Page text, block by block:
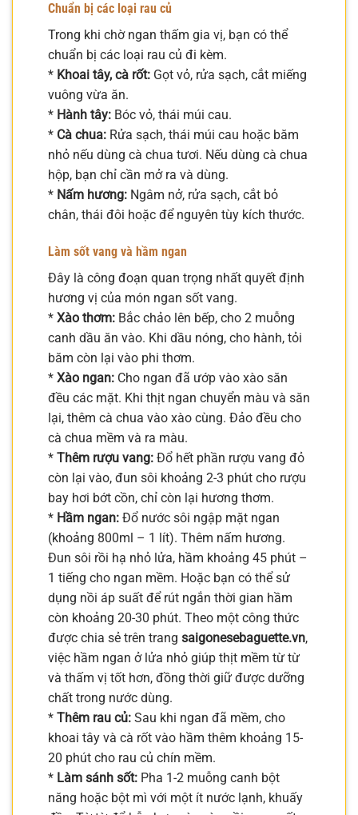
Chuẩn bị các loại rau củ
Trong khi chờ ngan thấm gia vị, bạn có thể
chuẩn bị các loại rau củ đi kèm.
* Khoai tây, cà rốt: Gọt vỏ, rửa sạch, cắt miếng
vuông vừa ăn.
* Hành tây: Bóc vỏ, thái múi cau.
* Cà chua: Rửa sạch, thái múi cau hoặc băm
nhỏ nếu dùng cà chua tươi. Nếu dùng cà chua
hộp, bạn chỉ cần mở ra và dùng.
* Nấm hương: Ngâm nở, rửa sạch, cắt bỏ
chân, thái đôi hoặc để nguyên tùy kích thước.
Làm sốt vang và hầm ngan
Đây là công đoạn quan trọng nhất quyết định
hương vị của món ngan sốt vang.
* Xào thơm: Bắc chảo lên bếp, cho 2 muỗng
canh dầu ăn vào. Khi dầu nóng, cho hành, tỏi
băm còn lại vào phi thơm.
* Xào ngan: Cho ngan đã ướp vào xào săn
đều các mặt. Khi thịt ngan chuyển màu và săn
lại, thêm cà chua vào xào cùng. Đảo đều cho
cà chua mềm và ra màu.
* Thêm rượu vang: Đổ hết phần rượu vang đỏ
còn lại vào, đun sôi khoảng 2-3 phút cho rượu
bay hơi bớt cồn, chỉ còn lại hương thơm.
* Hầm ngan: Đổ nước sôi ngập mặt ngan
(khoảng 800ml – 1 lít). Thêm nấm hương.
Đun sôi rồi hạ nhỏ lửa, hầm khoảng 45 phút –
1 tiếng cho ngan mềm. Hoặc bạn có thể sử
dụng nồi áp suất để rút ngắn thời gian hầm
còn khoảng 20-30 phút. Theo một công thức
được chia sẻ trên trang saigonesebaguette.vn,
việc hầm ngan ở lửa nhỏ giúp thịt mềm từ từ
và thấm vị tốt hơn, đồng thời giữ được dưỡng
chất trong nước dùng.
* Thêm rau củ: Sau khi ngan đã mềm, cho
khoai tây và cà rốt vào hầm thêm khoảng 15-
20 phút cho rau củ chín mềm.
* Làm sánh sốt: Pha 1-2 muỗng canh bột
năng hoặc bột mì với một ít nước lạnh, khuấy